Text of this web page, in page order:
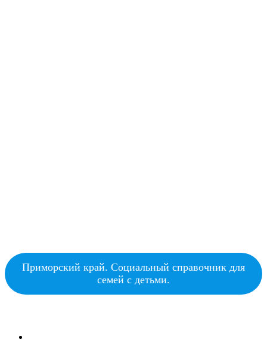
Приморский край. Социальный справочник для
семей с детьми.